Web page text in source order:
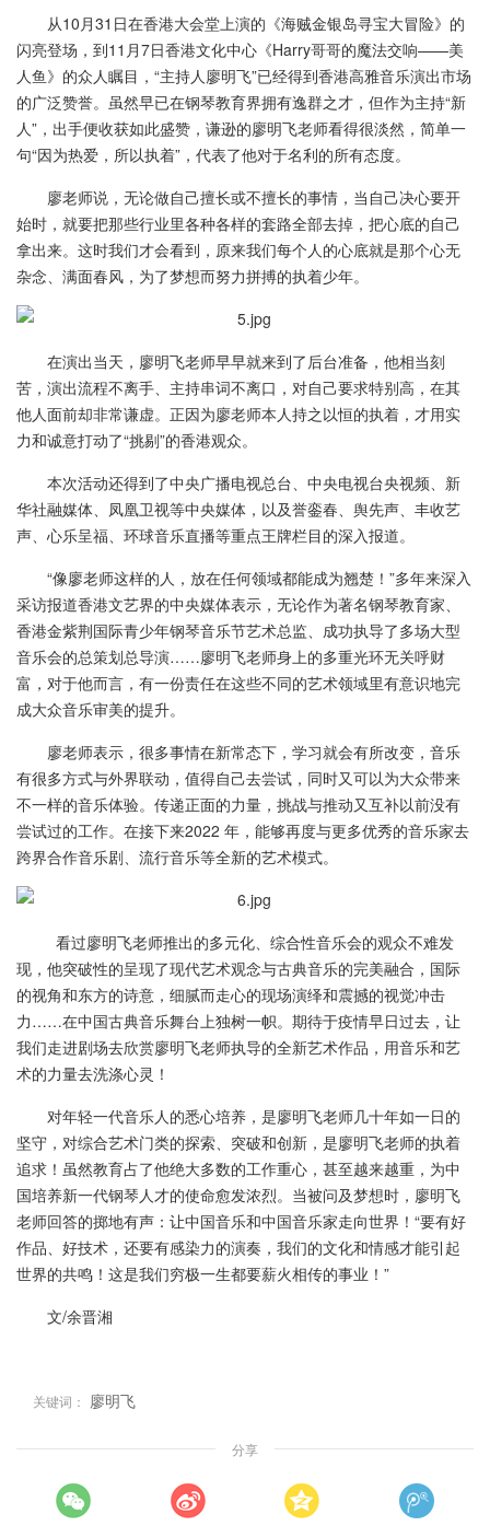
从10月31日在香港大会堂上演的《海贼金银岛寻宝大冒险》的
闪亮登场，到11月7日香港文化中心《Harry哥哥的魔法交响——美
人鱼》的众人瞩目，“主持人廖明飞”已经得到香港高雅音乐演出市场
的广泛赞誉。虽然早已在钢琴教育界拥有逸群之才，但作为主持“新
人”，出手便收获如此盛赞，谦逊的廖明飞老师看得很淡然，简单一
句“因为热爱，所以执着”，代表了他对于名利的所有态度。
廖老师说，无论做自己擅长或不擅长的事情，当自己决心要开
始时，就要把那些行业里各种各样的套路全部去掉，把心底的自己
拿出来。这时我们才会看到，原来我们每个人的心底就是那个心无
杂念、满面春风，为了梦想而努力拼搏的执着少年。
在演出当天，廖明飞老师早早就来到了后台准备，他相当刻
苦，演出流程不离手、主持串词不离口，对自己要求特别高，在其
他人面前却非常谦虚。正因为廖老师本人持之以恒的执着，才用实
力和诚意打动了“挑剔”的香港观众。
本次活动还得到了中央广播电视总台、中央电视台央视频、新
华社融媒体、凤凰卫视等中央媒体，以及誉銮春、舆先声、丰收艺
声、心乐呈福、环球音乐直播等重点王牌栏目的深入报道。
“像廖老师这样的人，放在任何领域都能成为翘楚！”多年来深入
采访报道香港文艺界的中央媒体表示，无论作为著名钢琴教育家、
香港金紫荆国际青少年钢琴音乐节艺术总监、成功执导了多场大型
音乐会的总策划总导演……廖明飞老师身上的多重光环无关呼财
富，对于他而言，有一份责任在这些不同的艺术领域里有意识地完
成大众音乐审美的提升。
廖老师表示，很多事情在新常态下，学习就会有所改变，音乐
有很多方式与外界联动，值得自己去尝试，同时又可以为大众带来
不一样的音乐体验。传递正面的力量，挑战与推动又互补以前没有
尝试过的工作。在接下来2022 年，能够再度与更多优秀的音乐家去
跨界合作音乐剧、流行音乐等全新的艺术模式。
看过廖明飞老师推出的多元化、综合性音乐会的观众不难发
现，他突破性的呈现了现代艺术观念与古典音乐的完美融合，国际
的视角和东方的诗意，细腻而走心的现场演绎和震撼的视觉冲击
力……在中国古典音乐舞台上独树一帜。期待于疫情早日过去，让
我们走进剧场去欣赏廖明飞老师执导的全新艺术作品，用音乐和艺
术的力量去洗涤心灵！
对年轻一代音乐人的悉心培养，是廖明飞老师几十年如一日的
坚守，对综合艺术门类的探索、突破和创新，是廖明飞老师的执着
追求！虽然教育占了他绝大多数的工作重心，甚至越来越重，为中
国培养新一代钢琴人才的使命愈发浓烈。当被问及梦想时，廖明飞
老师回答的掷地有声：让中国音乐和中国音乐家走向世界！“要有好
作品、好技术，还要有感染力的演奏，我们的文化和情感才能引起
世界的共鸣！这是我们穷极一生都要薪火相传的事业！”
文/余晋湘
关键词： 廖明飞
分享